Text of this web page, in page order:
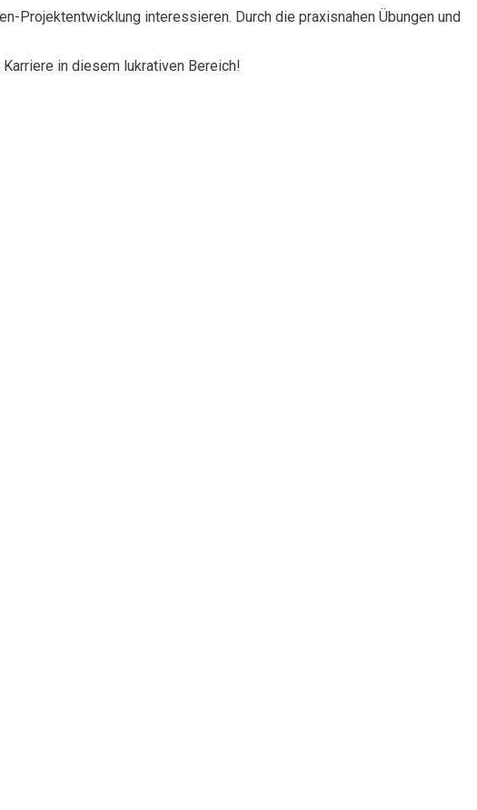
Projektentwicklung interessieren. Durch die praxisnahen Übungen und
in diesem lukrativen Bereich!